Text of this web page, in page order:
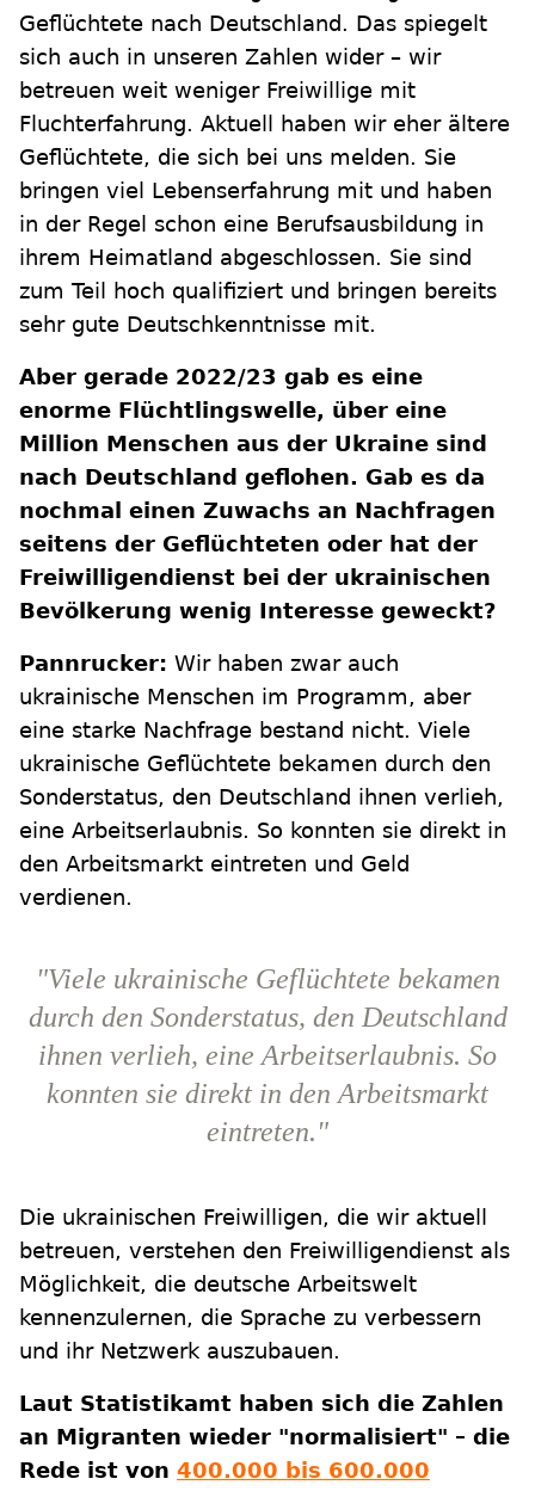
Geflüchtete nach Deutschland. Das spiegelt
sich auch in unseren Zahlen wider – wir
betreuen weit weniger Freiwillige mit
Fluchterfahrung. Aktuell haben wir eher ältere
Geflüchtete, die sich bei uns melden. Sie
bringen viel Lebenserfahrung mit und haben
in der Regel schon eine Berufsausbildung in
ihrem Heimatland abgeschlossen. Sie sind
zum Teil hoch qualifiziert und bringen bereits
sehr gute Deutschkenntnisse mit.
Aber gerade 2022/23 gab es eine
enorme Flüchtlingswelle, über eine
Million Menschen aus der Ukraine sind
nach Deutschland geflohen. Gab es da
nochmal einen Zuwachs an Nachfragen
seitens der Geflüchteten oder hat der
Freiwilligendienst bei der ukrainischen
Bevölkerung wenig Interesse geweckt?
Pannrucker: Wir haben zwar auch
ukrainische Menschen im Programm, aber
eine starke Nachfrage bestand nicht. Viele
ukrainische Geflüchtete bekamen durch den
Sonderstatus, den Deutschland ihnen verlieh,
eine Arbeitserlaubnis. So konnten sie direkt in
den Arbeitsmarkt eintreten und Geld
verdienen.
"Viele ukrainische Geflüchtete bekamen
durch den Sonderstatus, den Deutschland
ihnen verlieh, eine Arbeitserlaubnis. So
konnten sie direkt in den Arbeitsmarkt
eintreten."
Die ukrainischen Freiwilligen, die wir aktuell
betreuen, verstehen den Freiwilligendienst als
Möglichkeit, die deutsche Arbeitswelt
kennenzulernen, die Sprache zu verbessern
und ihr Netzwerk auszubauen.
Laut Statistikamt haben sich die Zahlen
an Migranten wieder "normalisiert" – die
Rede ist von 400.000 bis 600.000